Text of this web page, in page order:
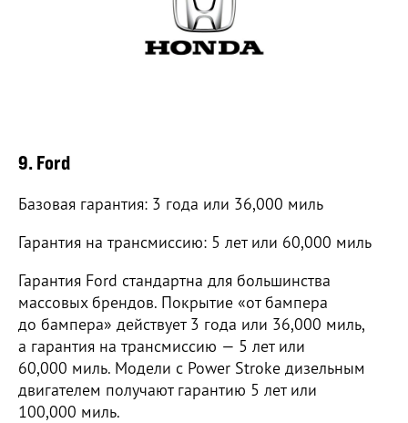
9. Ford
Базовая гарантия: 3 года или 36,000 миль
Гарантия на трансмиссию: 5 лет или 60,000 миль
Гарантия Ford стандартна для большинства
массовых брендов. Покрытие «от бампера
до бампера» действует 3 года или 36,000 миль,
а гарантия на трансмиссию — 5 лет или
60,000 миль. Модели с Power Stroke дизельным
двигателем получают гарантию 5 лет или
100,000 миль.